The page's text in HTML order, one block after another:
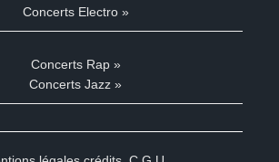
Concerts Electro »
Concerts Rap »
Concerts Jazz »